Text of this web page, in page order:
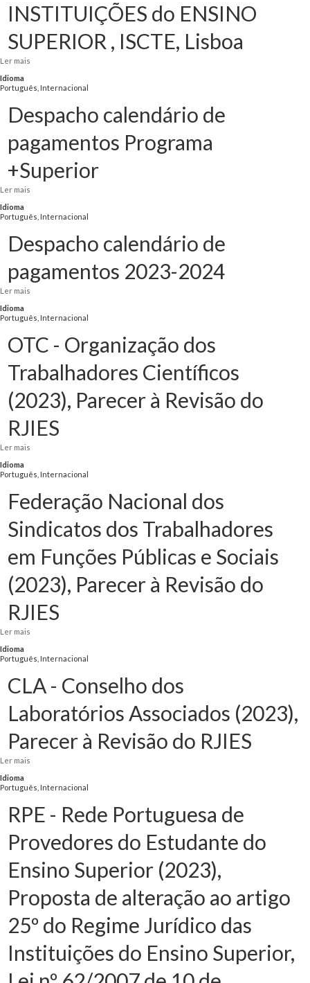
INSTITUIÇÕES do ENSINO
SUPERIOR , ISCTE, Lisboa
Ler mais
Idioma
Português, Internacional
Despacho calendário de
pagamentos Programa
+Superior
Ler mais
Idioma
Português, Internacional
Despacho calendário de
pagamentos 2023-2024
Ler mais
Idioma
Português, Internacional
OTC - Organização dos
Trabalhadores Científicos
(2023), Parecer à Revisão do
RJIES
Ler mais
Idioma
Português, Internacional
Federação Nacional dos
Sindicatos dos Trabalhadores
em Funções Públicas e Sociais
(2023), Parecer à Revisão do
RJIES
Ler mais
Idioma
Português, Internacional
CLA - Conselho dos
Laboratórios Associados (2023),
Parecer à Revisão do RJIES
Ler mais
Idioma
Português, Internacional
RPE - Rede Portuguesa de
Provedores do Estudante do
Ensino Superior (2023),
Proposta de alteração ao artigo
25º do Regime Jurídico das
Instituições do Ensino Superior,